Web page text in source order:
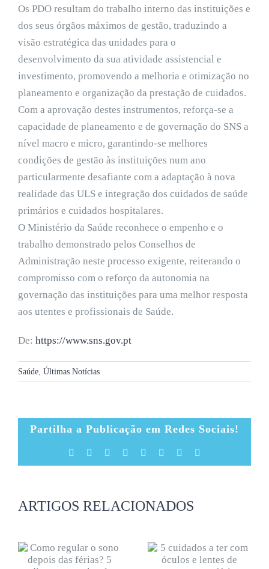
Os PDO resultam do trabalho interno das instituições e
dos seus órgãos máximos de gestão, traduzindo a
visão estratégica das unidades para o
desenvolvimento da sua atividade assistencial e
investimento, promovendo a melhoria e otimização no
planeamento e organização da prestação de cuidados.
Com a aprovação destes instrumentos, reforça-se a
capacidade de planeamento e de governação do SNS a
nível macro e micro, garantindo-se melhores
condições de gestão às instituições num ano
particularmente desafiante com a adaptação à nova
realidade das ULS e integração dos cuidados de saúde
primários e cuidados hospitalares.
O Ministério da Saúde reconhece o empenho e o
trabalho demonstrado pelos Conselhos de
Administração neste processo exigente, reiterando o
compromisso com o reforço da autonomia na
governação das instituições para uma melhor resposta
aos utentes e profissionais de Saúde.
De: https://www.sns.gov.pt
Saúde Últimas Notícias
Partilha a Publicação em Redes Sociais!
Facebook Reddit LinkedIn
TumblrPinterest
ARTIGOS RELACIONADOS